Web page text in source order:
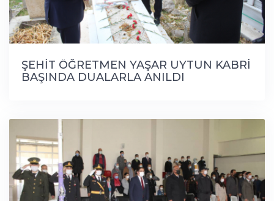
ŞEHİT ÖĞRETMEN YAŞAR UYTUN KABRİ
BAŞINDA DUALARLA ANILDI